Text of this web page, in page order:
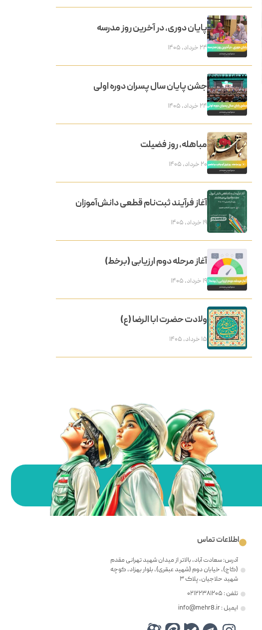
پایان دوری، در آخرین روز مدرسه
۲۴ خرداد, ۱۴۰۵
جشن پایان سال پسران دوره اولی
۲۴ خرداد, ۱۴۰۵
مباهله، روز فضیلت
۲۰ خرداد, ۱۴۰۵
آغاز فرآیند ثبت‌نام قطعی دانش‌آموزان
۱۹ خرداد, ۱۴۰۵
آغاز مرحله دوم ارزیابی (برخط)
۱۹ خرداد, ۱۴۰۵
ولادت حضرت ابا الرضا (ع)
۱۵ خرداد, ۱۴۰۵
اطلاعات تماس
آدرس: سعادت آباد، بالاتر از میدان شهید تهرانی مقدم
(کاج)، خیابان دوم (شهید عبقری)، بلوار بهزاد، کوچه
شهید حلاجیان، پلاک ۳
تلفن : ۰۲۱۲۲۳۸۱۲۰۵
ایمیل : info@mehr8.ir